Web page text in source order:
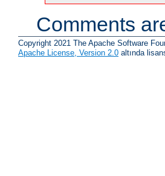
Comments
Copyright 2021 The Apache Software
Apache License, Version 2.0 altında